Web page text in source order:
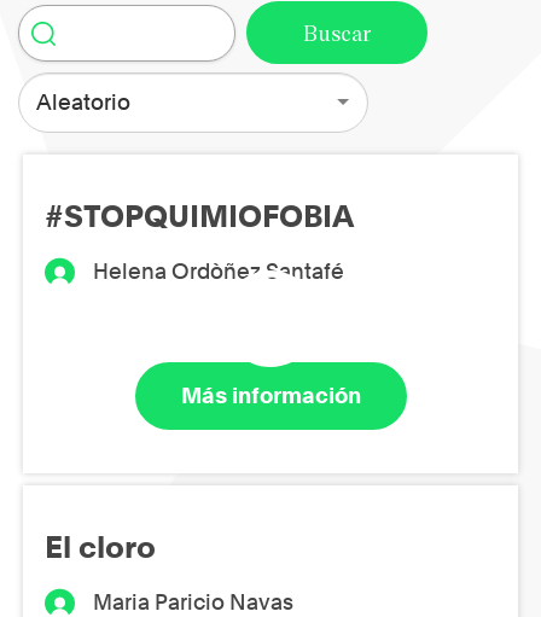
Aleatorio
#STOPQUIMIOFOBIA
Helena Ordòñez Santafé
Más información
El cloro
Maria Paricio Navas